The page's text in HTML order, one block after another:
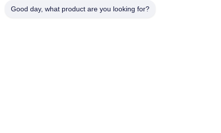
Good day, what product are you looking for?